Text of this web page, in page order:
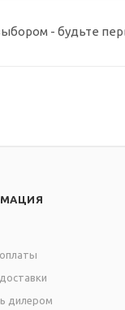
- будьте
дилером